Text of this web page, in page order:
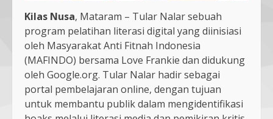
Kilas Nusa, Mataram – Tular Nalar sebuah
program pelatihan literasi digital yang diinisiasi
oleh Masyarakat Anti Fitnah Indonesia
(MAFINDO) bersama Love Frankie dan didukung
oleh Google.org. Tular Nalar hadir sebagai
portal pembelajaran online, dengan tujuan
untuk membantu publik dalam mengidentifikasi